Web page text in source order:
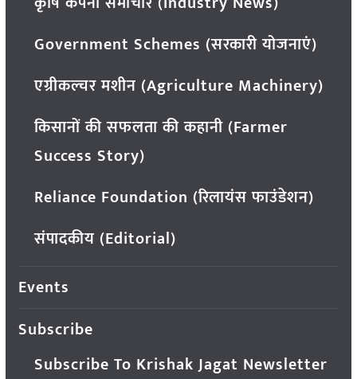
Government Schemes (सरकारी योजनाएं)
एग्रीकल्चर मशीन (Agriculture Machinery)
किसानों की सफलता की कहानी (Farmer
Success Story)
Reliance Foundation (रिलायंस फाउंडेशन)
संपादकीय (Editorial)
Events
Subscribe
Subscribe To Krishak Jagat Newsletter